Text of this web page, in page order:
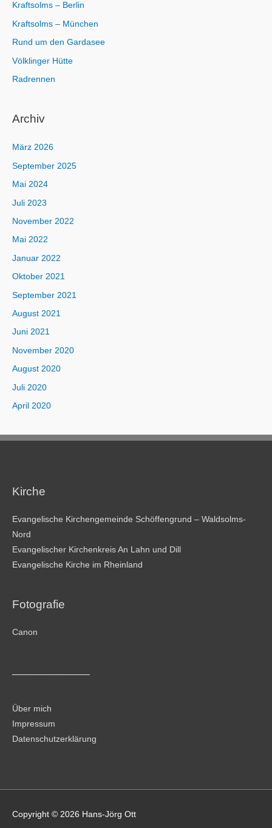
Kraftsolms – Berlin
Kraftsolms – München
Rund um den Gardasee
Völklinger Hütte
Radrennen
Archiv
März 2026
September 2025
Mai 2024
Juli 2023
November 2022
Mai 2022
Januar 2022
Oktober 2021
September 2021
August 2021
Juni 2021
November 2020
August 2020
Juli 2020
April 2020
Kirche
Evangelische Kirchengemeinde Schöffengrund – Waldsolms-
Nord
Evangelischer Kirchenkreis An Lahn und Dill
Evangelische Kirche im Rheinland
Fotografie
Canon
Über mich
Impressum
Datenschutzerklärung
Copyright © 2026 Hans-Jörg Ott